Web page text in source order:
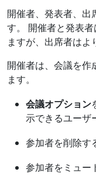
開催者、発表者、出
す。 開催者と発表
ますが、出席者はよ
開催者は、会議を作
ます。
会議オプション
示できるユーザ
参加者を削除す
参加者をミュー